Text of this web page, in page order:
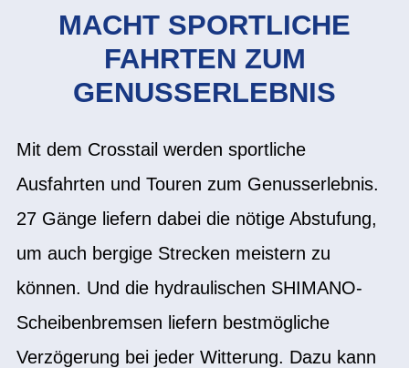
MACHT SPORTLICHE
FAHRTEN ZUM
GENUSSERLEBNIS
Mit dem Crosstail werden sportliche
Ausfahrten und Touren zum Genusserlebnis.
27 Gänge liefern dabei die nötige Abstufung,
um auch bergige Strecken meistern zu
können. Und die hydraulischen SHIMANO-
Scheibenbremsen liefern bestmögliche
Verzögerung bei jeder Witterung. Dazu kann